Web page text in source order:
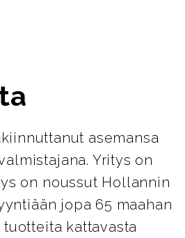
asemansa
Yritys on
on noussut Hollannin
jopa 65 maahan
tuotteita kattavasta